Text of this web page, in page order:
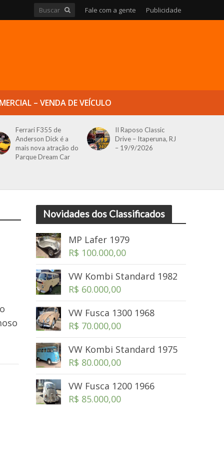
Fale com a gente Publicidade
– VENDA DE VEÍCULO
Ferrari F355 de
Anderson Dick é a
mais nova atração do
Parque Dream Car
II Raposo Classic
Drive – Itaperuna, RJ
– 19/9/2026
Novidades dos Classificados
MP Lafer 1979
R$ 100.000,00
VW Kombi Standard 1982
R$ 60.000,00
VW Fusca 1300 1968
R$ 70.000,00
VW Kombi Standard 1975
R$ 80.000,00
VW Fusca 1200 1966
R$ 85.000,00